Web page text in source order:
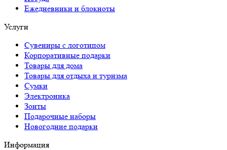
Ежедневники и блокноты
Услуги
Сувениры с логотипом
Корпоративные подарки
Товары для дома
Товары для отдыха и туризма
Сумки
Электроника
Зонты
Подарочные наборы
Новогодние подарки
Информация